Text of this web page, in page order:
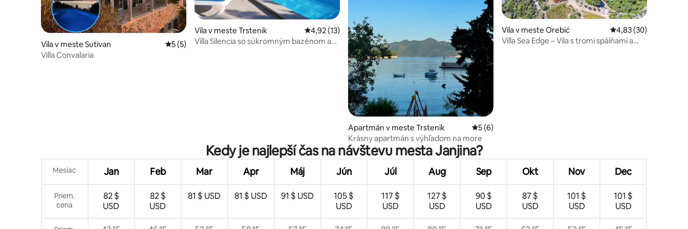
Vila v meste Sutivan Priemerné ohodnotenie 5 z 5, počet hodnotení: 5
5 (5)
Villa Convalaria
Vila v meste Trstenik Priemerné ohodnotenie 4,92 z 5, počet hodnotení: 13
4,92 (13)
Villa Silencia so súkromným bazénom a
Apartmán v meste Trstenik Priemerné ohodnotenie 5 z 5, počet hodnotení: 6
5 (6)
Krásny apartmán s výhľadom na more
Vila v meste Orebić Priemerné
4,83 (30)
Villa Sea Edge – Vila s tromi spálňami a
Kedy je najlepší čas na návštevu mesta Janjina?
Mesiac Jan Feb Mar Apr Máj Jún Júl Aug Sep Okt Nov Dec
Priem.
cena
82 $
USD
82 $
USD
81 $ USD 81 $ USD 91 $ USD
105 $
USD
117 $
USD
127 $
USD
90 $
USD
87 $
USD
101 $
USD
101 $
USD